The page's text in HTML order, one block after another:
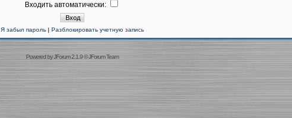
Входить автоматически:
Я забыл пароль| Разблокировать учетную запись
Powered byJForum 2.1.9©JForum Team